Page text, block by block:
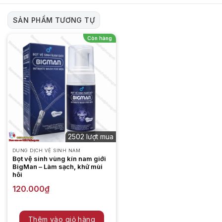
SẢN PHẨM TƯƠNG TỰ
Còn hàng
2502 lượt mua
DUNG DỊCH VỆ SINH NAM
Bọt vệ sinh vùng kín nam giới
BigMan – Làm sạch, khử mùi
hôi
120.000₫
Thêm vào giỏ hàng